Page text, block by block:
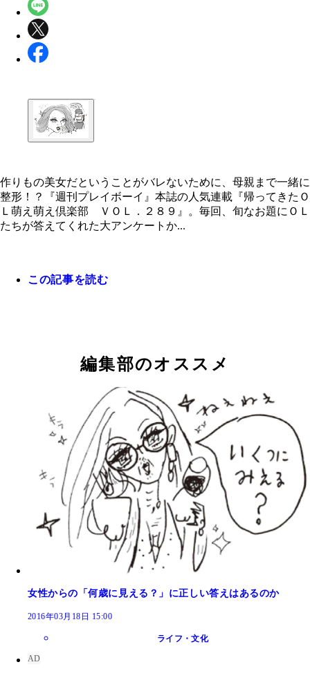
作りもの美女だということがバレないために、母
一緒に整形！？
作りもの美女だということがバレないために、母親まで一緒に
整形！？『週刊プレイボーイ』本誌の人気連載『帰ってきたＯ
Ｌ萌え萌え倶楽部 ＶＯＬ．２８９』。毎回、旬なお題にＯＬ
たちが答えてくれた大アンケートか...
この記事を読む
編集部のオススメ
女性からの「何歳に見える？」に正しい答えはあるのか
2016年03月18日 15:00
ライフ・文化